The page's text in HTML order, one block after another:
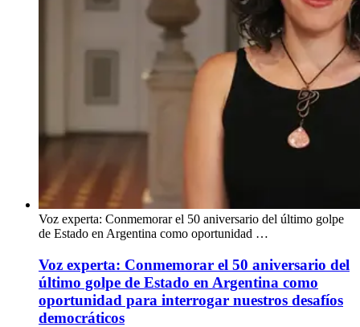
Voz experta: Conmemorar el 50 aniversario del último golpe
de Estado en Argentina como oportunidad …
Voz experta: Conmemorar el 50 aniversario del
último golpe de Estado en Argentina como
oportunidad para interrogar nuestros desafíos
democráticos